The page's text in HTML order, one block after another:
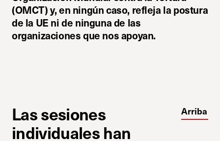
(OMCT) y, en ningún caso, refleja la postura
de la UE ni de ninguna de las
organizaciones que nos apoyan.
Las sesiones
individuales han
Arriba